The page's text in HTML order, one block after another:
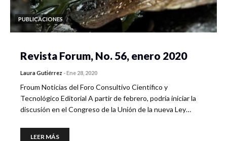
PUBLICACIONES
Revista Forum, No. 56, enero 2020
Laura Gutiérrez -Ene 28, 2020
Froum Noticias del Foro Consultivo Científico y
Tecnológico Editorial A partir de febrero, podría iniciar la
discusión en el Congreso de la Unión de la nueva Ley…
LEER MÁS